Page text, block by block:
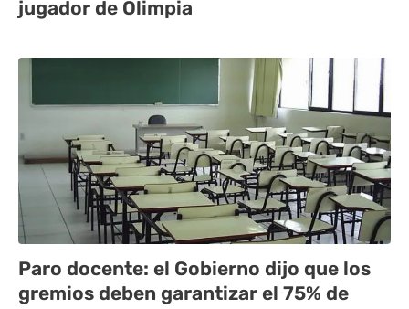
jugador de Olimpia
Paro docente: el Gobierno dijo que los
gremios deben garantizar el 75% de